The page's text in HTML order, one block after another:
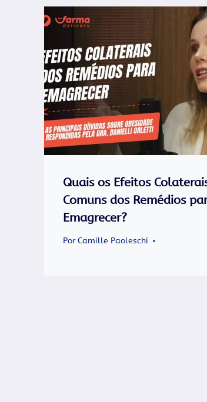
Quais os Efeitos
Comuns dos Remédios
Emagrecer?
PorCamille Paoleschi